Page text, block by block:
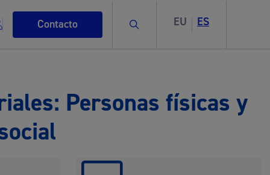
Contacto Buscar EU ES
Personas físicas y